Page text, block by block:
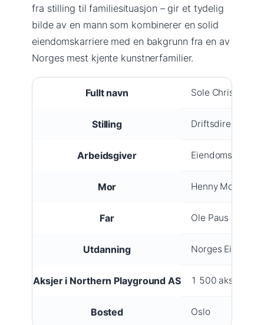
fra stilling til familiesituasjon – gir et tydelig
bilde av en mann som kombinerer en solid
eiendomskarriere med en bakgrunn fra en av
Norges mest kjente kunstnerfamilier.
Fullt navn Sole Christian
Stilling Driftsdirektør
Arbeidsgiver Eiendomsspar
Mor Henny Moan
Far Ole Paus
Utdanning Norges
Aksjer i Northern Playground AS 1 500 aksjer (1,5
Bosted Oslo